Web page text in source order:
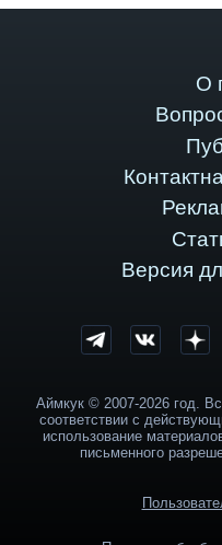
О
Версия
Аймкук © 2007-2026 год.
соответствии с
использование
письменного